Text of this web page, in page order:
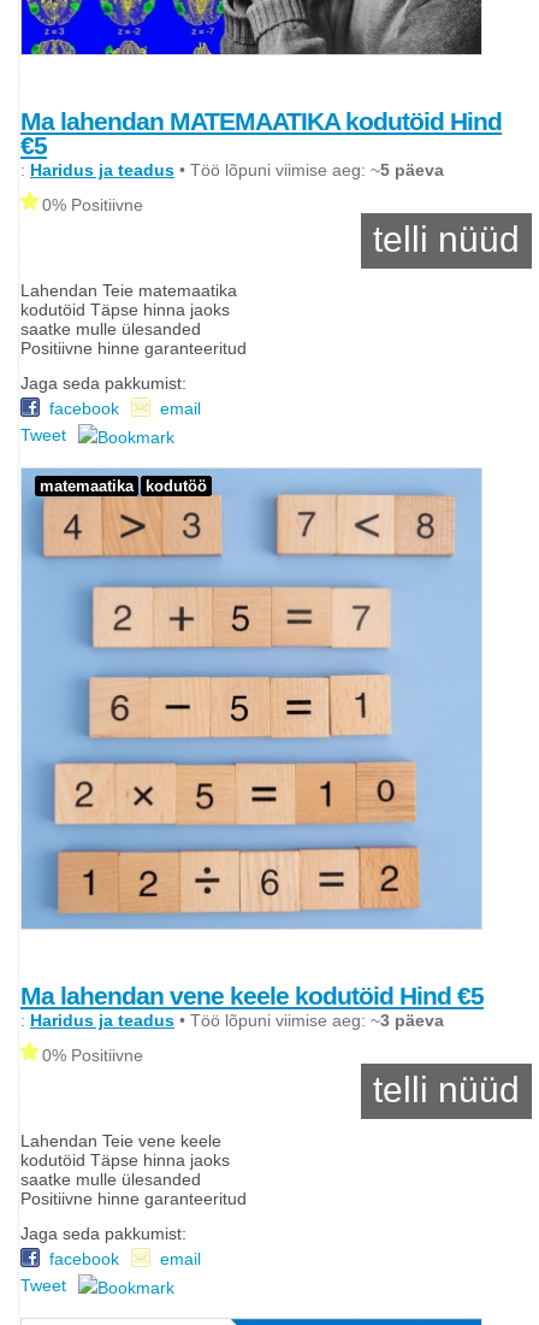
Ma lahendan MATEMAATIKA kodutöid Hind
€5
: Haridus ja teadus • Töö lõpuni viimise aeg: ~5 päeva
0% Positiivne
telli nüüd
Lahendan Teie matemaatika
kodutöid Täpse hinna jaoks
saatke mulle ülesanded
Positiivne hinne garanteeritud
Jaga seda pakkumist:
facebook
email
Tweet
matemaatika kodutöö
Ma lahendan vene keele kodutöid Hind €5
: Haridus ja teadus • Töö lõpuni viimise aeg: ~3 päeva
0% Positiivne
telli nüüd
Lahendan Teie vene keele
kodutöid Täpse hinna jaoks
saatke mulle ülesanded
Positiivne hinne garanteeritud
Jaga seda pakkumist:
facebook
email
Tweet